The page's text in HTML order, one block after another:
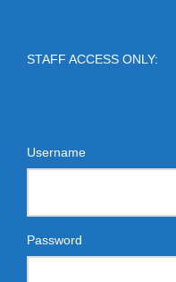
STAFF ACCESS ONLY:
Username
Password